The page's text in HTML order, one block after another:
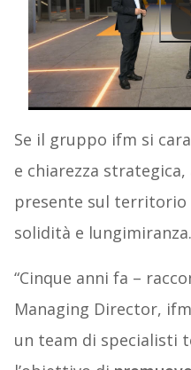
Se il gruppo ifm si
e chiarezza strategica,
presente sul territorio
solidità e lungimiranza.
“Cinque anni fa –
Managing Director,
un team di specialisti